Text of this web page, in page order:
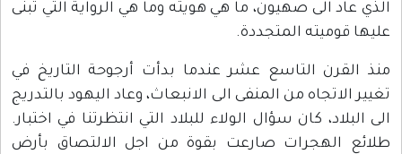
الذي عاد الى صهيون، ما هي هويته وما هي الرواية التي تبنى
عليها قوميته المتجددة.
منذ القرن التاسع عشر عندما بدأت أرجوحة التاريخ في
تغيير الاتجاه من المنفى الى الانبعاث، وعاد اليهود بالتدريج
الى البلاد، كان سؤال الولاء للبلاد التي انتظرتنا في اختبار.
طلائع الهجرات صارعت بقوة من اجل الالتصاق بأرض